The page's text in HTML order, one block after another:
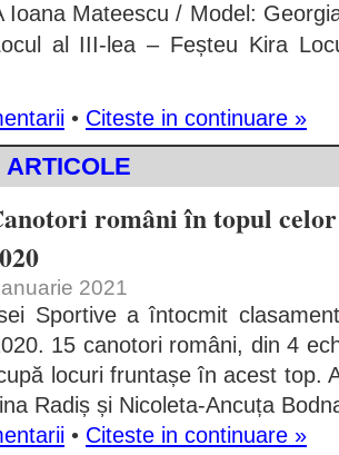
Ioana Mateescu / Model:
al III-lea – Feșteu Kira
• Citeste in continuare »
ARTICOLE
români în topul
2021
Sportive a întocmit
15 canotori români, din 4
locuri fruntașe în acest top.
Radiș și Nicoleta-Ancuța
• Citeste in continuare »